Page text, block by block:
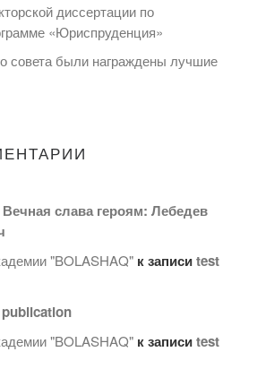
диссертации по
«Юриспруденция»
совета были награждены лучшие
Вечная слава героям: Лебедев
"BOLASHAQ" к записиtest
"BOLASHAQ" к записиtest